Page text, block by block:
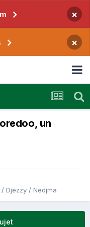
×
×
un
Djezzy / Nedjma